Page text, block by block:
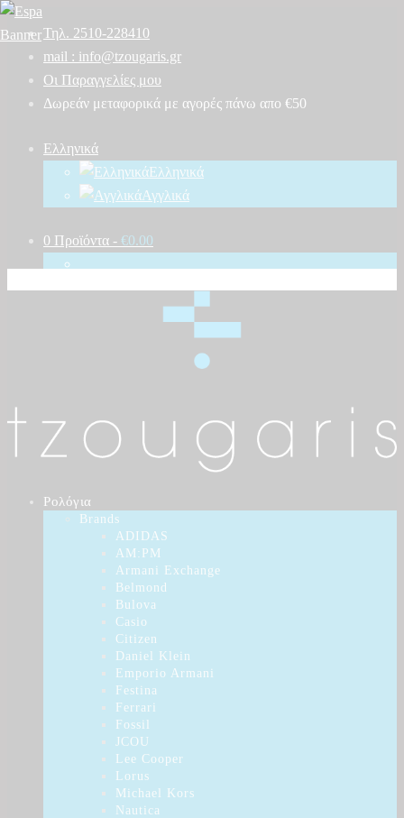
Τηλ. 2510-228410
mail : info@tzougaris.gr
Οι Παραγγελίες μου
Δωρεάν μεταφορικά με αγορές πάνω απο €50
Ελληνικά
Ελληνικά
Αγγλικά
0 Προϊόντα - €0.00
Ρολόγια
Brands
ADIDAS
AM:PM
Armani Exchange
Belmond
Bulova
Casio
Citizen
Daniel Klein
Emporio Armani
Festina
Ferrari
Fossil
JCOU
Lee Cooper
Lorus
Michael Kors
Nautica